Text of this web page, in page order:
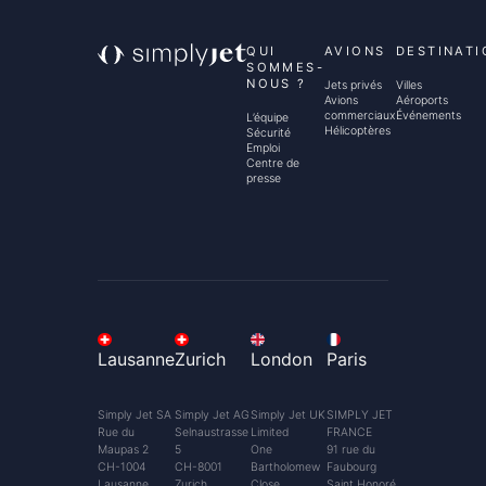
QUI
SOMMES-
NOUS ?
L’équipe
Sécurité
Emploi
Centre de
presse
AVIONS
Jets privés
Avions
commerciaux
Hélicoptères
Villes
Aéroports
Événements
Lausanne
Simply Jet SA
Rue du
Maupas 2
CH-1004
Zurich
Simply Jet AG
Selnaustrasse
5
CH-8001
London
Simply Jet UK
Limited
One
Bartholomew
Paris
SIMPLY JET
FRANCE
91 rue du
Faubourg